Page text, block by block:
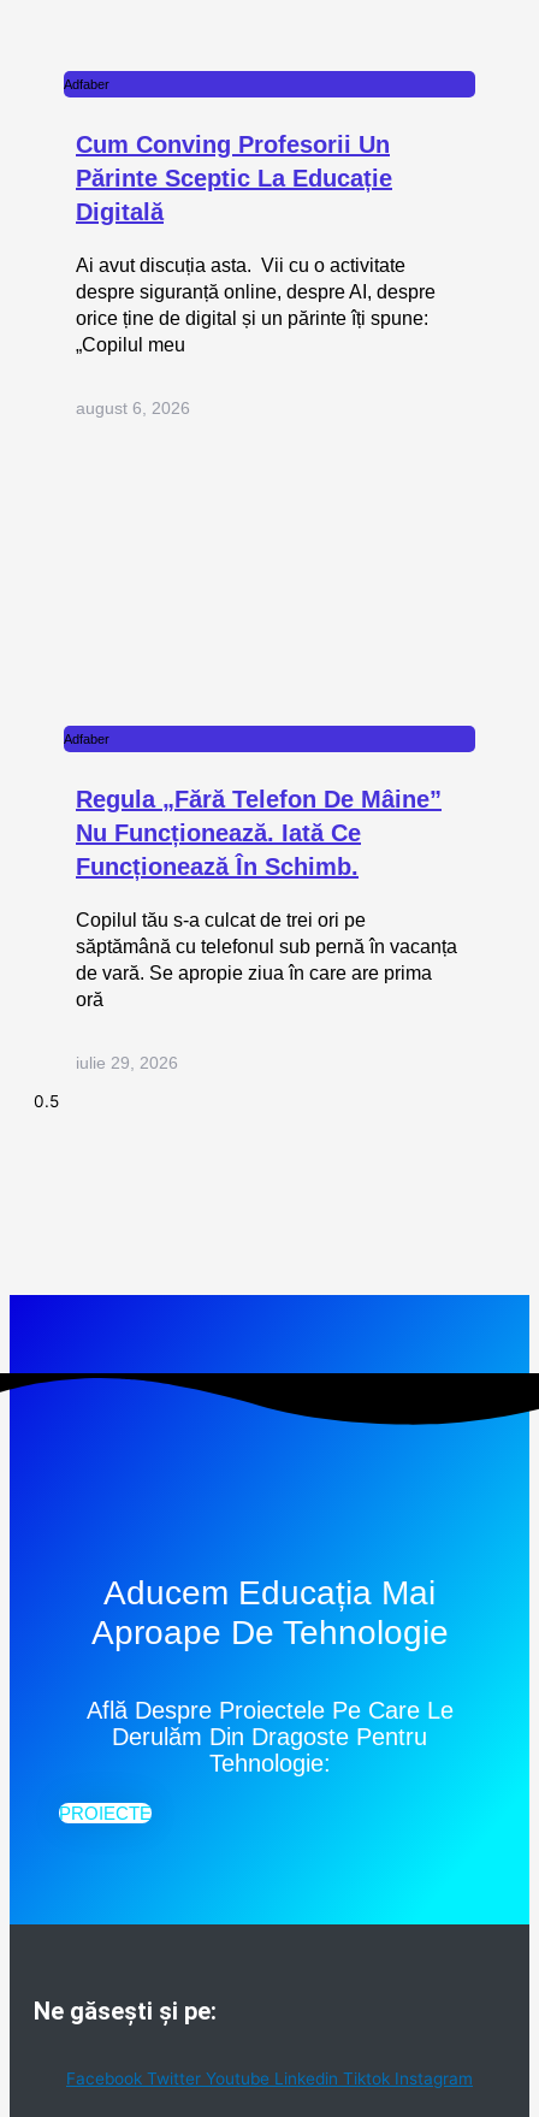
Adfaber
Cum Conving Profesorii Un
Părinte Sceptic La Educație
Digitală
Ai avut discuția asta. Vii cu o activitate
despre siguranță online, despre AI, despre
orice ține de digital și un părinte îți spune:
„Copilul meu
august 6, 2026
Adfaber
Regula „fără Telefon De Mâine”
Nu Funcționează. Iată Ce
Funcționează În Schimb.
Copilul tău s-a culcat de trei ori pe
săptămână cu telefonul sub pernă în vacanța
de vară. Se apropie ziua în care are prima
oră
iulie 29, 2026
Aducem Educația Mai
Aproape De Tehnologie
Află Despre Proiectele Pe Care Le
Derulăm Din Dragoste Pentru
Tehnologie:
PROIECTE
Ne găsești și pe:
Facebook Twitter Youtube Linkedin Tiktok Instagram